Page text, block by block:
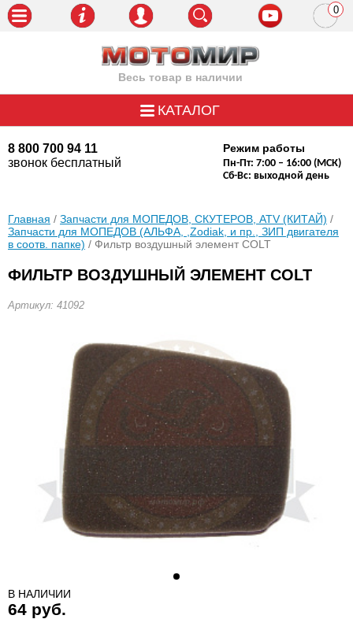
Весь товар в наличии
8 800 700 94 11
звонок бесплатный
Режим работы
Пн-Пт: 7:00 – 16:00 (МСК)
Сб-Вс: выходной день
0
КАТАЛОГ
Главная / Запчасти для МОПЕДОВ, СКУТЕРОВ, ATV (КИТАЙ) /
Запчасти для МОПЕДОВ (АЛЬФА, ,Zodiak, и пр., ЗИП двигателя
в соотв. папке) / Фильтр воздушный элемент COLT
ФИЛЬТР ВОЗДУШНЫЙ ЭЛЕМЕНТ COLT
Артикул: 41092
В НАЛИЧИИ
64 руб.